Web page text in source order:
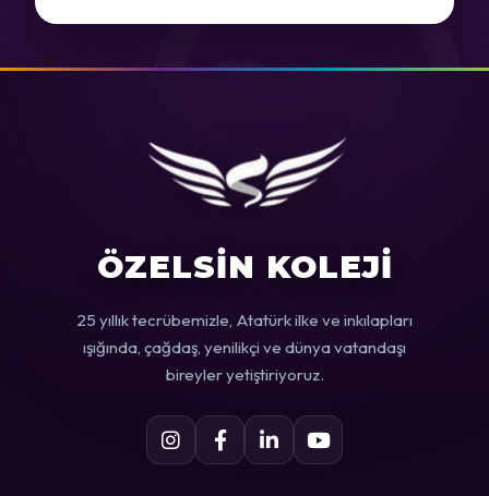
ÖZELSİN KOLEJİ
25 yıllık tecrübemizle, Atatürk ilke ve inkılapları
ışığında, çağdaş, yenilikçi ve dünya vatandaşı
bireyler yetiştiriyoruz.